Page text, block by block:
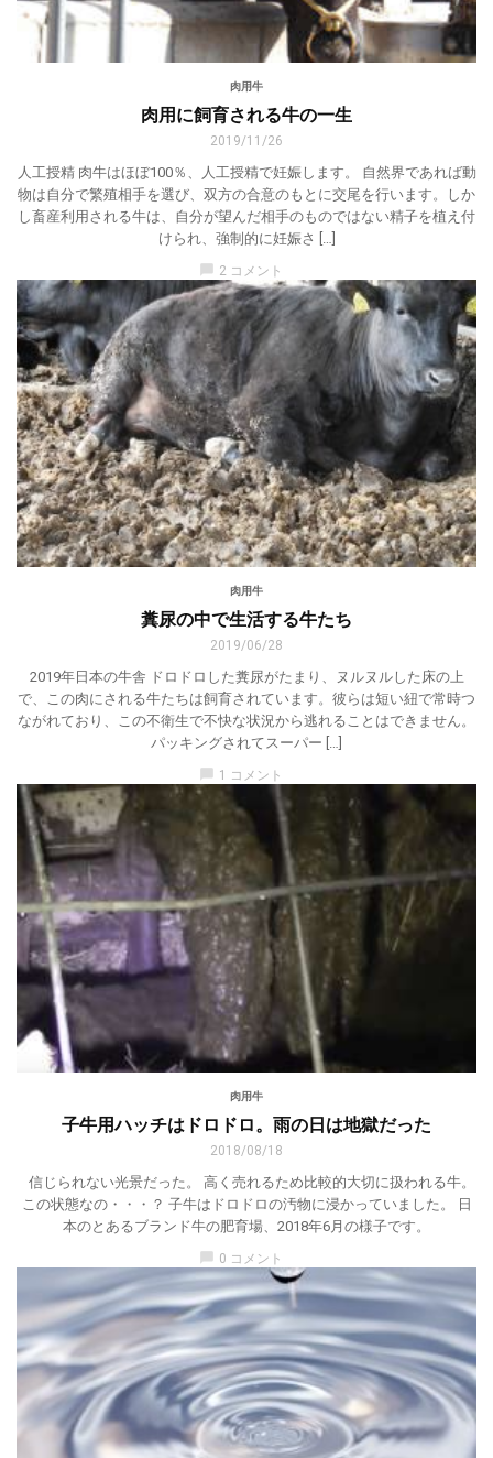
肉用牛
肉用に飼育される牛の一生
2019/11/26
人工授精 肉牛はほぼ100％、人工授精で妊娠します。 自然界であれば動
物は自分で繁殖相手を選び、双方の合意のもとに交尾を行います。しか
し畜産利用される牛は、自分が望んだ相手のものではない精子を植え付
けられ、強制的に妊娠さ […]
chat_bubble 2 コメント
肉用牛
糞尿の中で生活する牛たち
2019/06/28
2019年日本の牛舎 ドロドロした糞尿がたまり、ヌルヌルした床の上
で、この肉にされる牛たちは飼育されています。彼らは短い紐で常時つ
ながれており、この不衛生で不快な状況から逃れることはできません。
パッキングされてスーパー […]
chat_bubble 1 コメント
肉用牛
子牛用ハッチはドロドロ。雨の日は地獄だった
2018/08/18
信じられない光景だった。 高く売れるため比較的大切に扱われる牛。
この状態なの・・・？ 子牛はドロドロの汚物に浸かっていました。 日
本のとあるブランド牛の肥育場、2018年6月の様子です。
0 コメント